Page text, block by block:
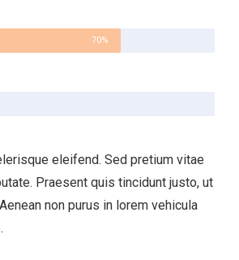
70%
eleifend. Sed pretium vitae
Praesent quis tincidunt justo, ut
non purus in lorem vehicula